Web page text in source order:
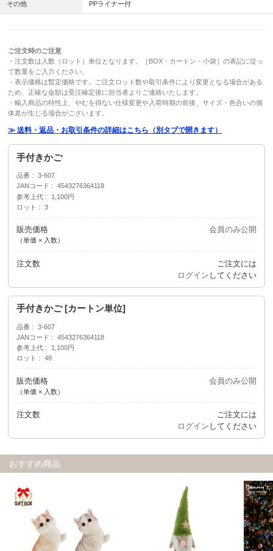
その他 PPライナー付
ご注文時のご注意
・注文数は入数（ロット）単位となります。［BOX・カートン・小袋］の表記に従っ
て数量をご入力ください。
・表示価格は暫定価格です。ご注文ロット数や取引条件により変更となる場合がある
ため、正確な金額は受注確定後に担当者よりご連絡いたします。
・輸入商品の特性上、やむを得ない仕様変更や入荷時期の前後、サイズ・色合いの個
体差が生じる場合がございます。
≫ 送料・返品・お取引条件の詳細はこちら（別タブで開きます）
手付きかご
品番
3-607
JANコード
4543276364118
参考上代
1,100円
ロット
3
販売価格
（単価 × 入数）
会員のみ公開
注文数
ご注文には
ログイン してください
手付きかご [カートン単位]
品番
3-607
JANコード
4543276364118
参考上代
1,100円
ロット
48
販売価格
（単価 × 入数）
会員のみ公開
注文数
ご注文には
ログイン してください
おすすめ商品